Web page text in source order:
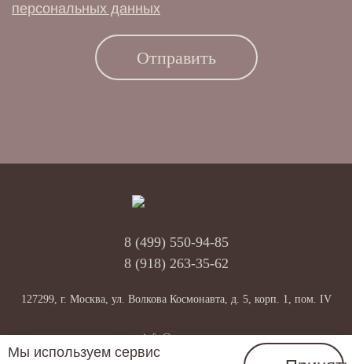
персональных данных
8 (499) 550-94-85
8 (918) 263-35-62
127299, г. Москва, ул. Волкова Космонавта, д. 5, корп. 1, пом. IV
info@anonv.ru
Создание сайта
Мы используем сервис